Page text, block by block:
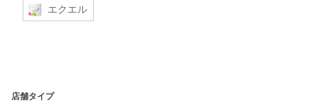
エクエル
店舗タイプ